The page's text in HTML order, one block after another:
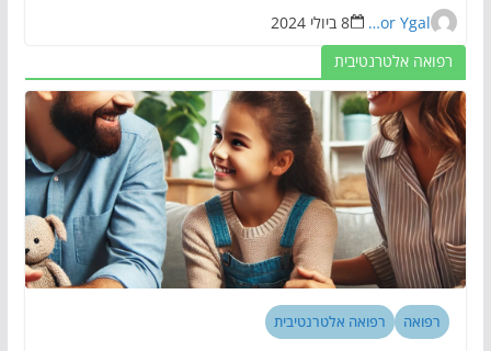
Eran Zor Ygal
8 ביולי 2024
רפואה אלטרנטיבית
רפואה רפואה אלטרנטיבית